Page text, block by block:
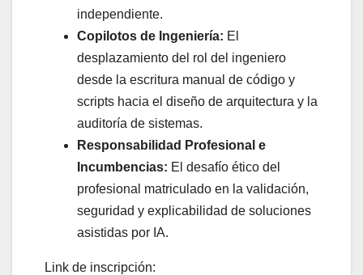
independiente.
Copilotos de Ingeniería: El
desplazamiento del rol del ingeniero
desde la escritura manual de código y
scripts hacia el diseño de arquitectura y la
auditoría de sistemas.
Responsabilidad Profesional e
Incumbencias: El desafío ético del
profesional matriculado en la validación,
seguridad y explicabilidad de soluciones
asistidas por IA.
Link de inscripción: